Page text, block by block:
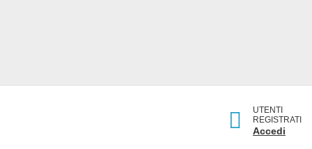
UTENTI
REGISTRATI
Accedi